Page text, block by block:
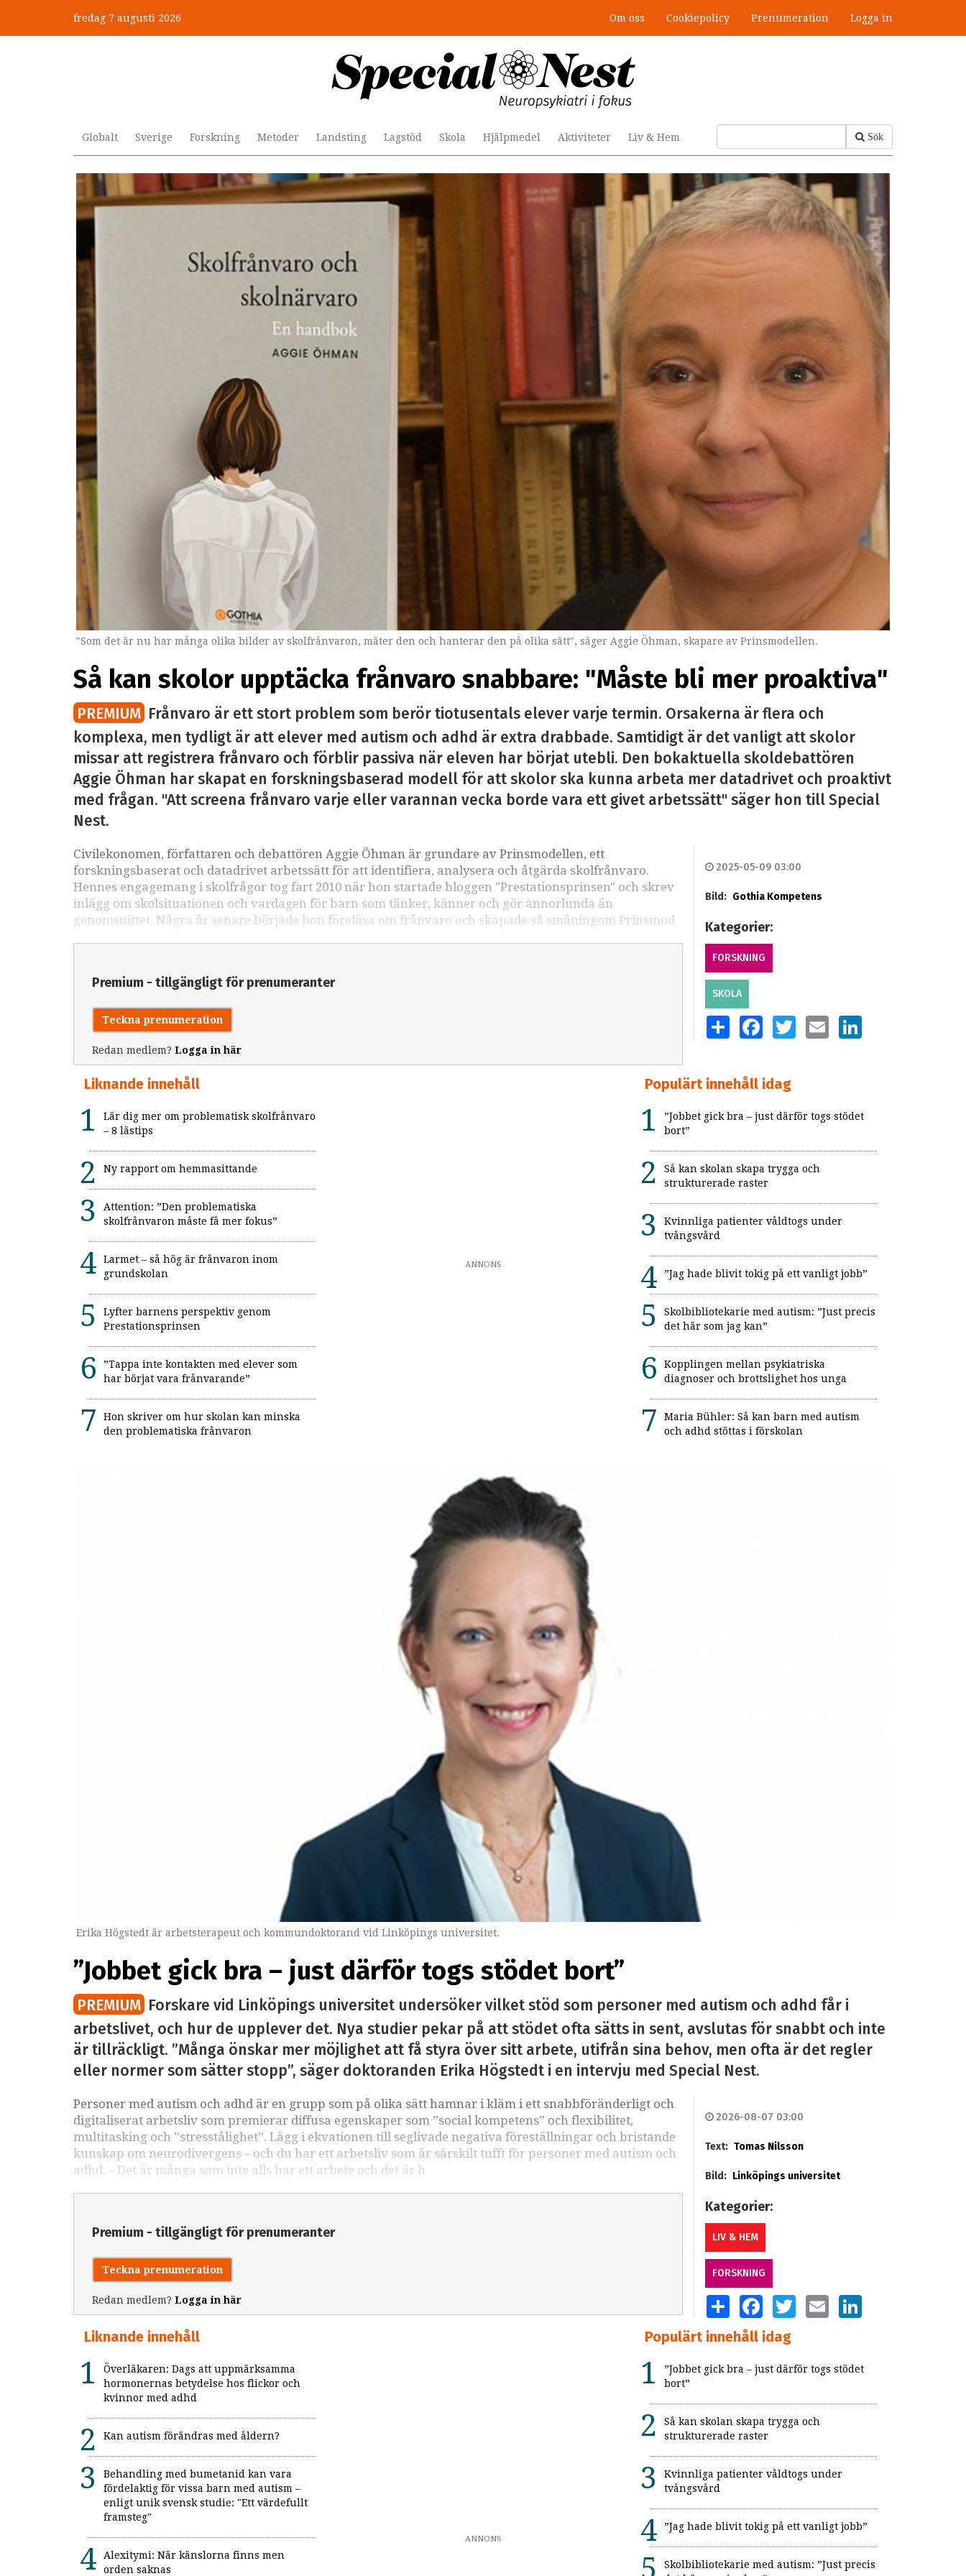
huvudinnehåll
fredag 7 augusti 2026 Om oss Cookiepolicy Prenumeration Logga in
Sök
Globalt Sverige Forskning Metoder Landsting Lagstöd Skola Hjälpmedel Aktiviteter Liv & Hem
"Som det är nu har många olika bilder av skolfrånvaron, mäter den och hanterar den på olika sätt", säger Aggie Öhman, skapare av Prinsmodellen.
Så kan skolor upptäcka frånvaro snabbare: "Måste bli mer proaktiva"
PREMIUM Frånvaro är ett stort problem som berör tiotusentals elever varje termin. Orsakerna är flera och
komplexa, men tydligt är att elever med autism och adhd är extra drabbade. Samtidigt är det vanligt att skolor
missar att registrera frånvaro och förblir passiva när eleven har börjat utebli. Den bokaktuella skoldebattören
Aggie Öhman har skapat en forskningsbaserad modell för att skolor ska kunna arbeta mer datadrivet och proaktivt
med frågan. "Att screena frånvaro varje eller varannan vecka borde vara ett givet arbetssätt" säger hon till Special
Nest.
Civilekonomen, författaren och debattören Aggie Öhman är grundare av Prinsmodellen, ett
forskningsbaserat och datadrivet arbetssätt för att identifiera, analysera och åtgärda skolfrånvaro.
Hennes engagemang i skolfrågor tog fart 2010 när hon startade bloggen "Prestationsprinsen" och skrev
inlägg om skolsituationen och vardagen för barn som tänker, känner och gör annorlunda än
genomsnittet. Några år senare började hon föreläsa om frånvaro och skapade så småningom Prinsmod
Premium - tillgängligt för prenumeranter
Teckna prenumeration
Redan medlem? Logga in här
2025-05-09 03:00
Bild: Gothia Kompetens
Kategorier:
FORSKNING
SKOLA
SHARE FACEBOOKTWITTEREMAIL LINKEDIN
Liknande innehåll
Lär dig mer om problematisk skolfrånvaro
– 8 lästips
Ny rapport om hemmasittande
Attention: ”Den problematiska
skolfrånvaron måste få mer fokus”
Larmet – så hög är frånvaron inom
grundskolan
Lyfter barnens perspektiv genom
Prestationsprinsen
”Tappa inte kontakten med elever som
har börjat vara frånvarande”
Hon skriver om hur skolan kan minska
den problematiska frånvaron
ANNONS
Populärt innehåll idag
”Jobbet gick bra – just därför togs stödet
bort”
Så kan skolan skapa trygga och
strukturerade raster
Kvinnliga patienter våldtogs under
tvångsvård
”Jag hade blivit tokig på ett vanligt jobb”
Skolbibliotekarie med autism: ”Just precis
det här som jag kan”
Kopplingen mellan psykiatriska
diagnoser och brottslighet hos unga
Maria Bühler: Så kan barn med autism
och adhd stöttas i förskolan
”Jobbet gick bra – just därför togs stödet bort”
Erika Högstedt är arbetsterapeut och kommundoktorand vid Linköpings universitet.
”Jobbet gick bra – just därför togs stödet bort”
PREMIUM Forskare vid Linköpings universitet undersöker vilket stöd som personer med autism och adhd får i
arbetslivet, och hur de upplever det. Nya studier pekar på att stödet ofta sätts in sent, avslutas för snabbt och inte
är tillräckligt. ”Många önskar mer möjlighet att få styra över sitt arbete, utifrån sina behov, men ofta är det regler
eller normer som sätter stopp”, säger doktoranden Erika Högstedt i en intervju med Special Nest.
Personer med autism och adhd är en grupp som på olika sätt hamnar i kläm i ett snabbföränderligt och
digitaliserat arbetsliv som premierar diffusa egenskaper som ”social kompetens” och flexibilitet,
multitasking och ”stresstålighet”. Lägg i ekvationen till seglivade negativa föreställningar och bristande
kunskap om neurodivergens – och du har ett arbetsliv som är särskilt tufft för personer med autism och
adhd. – Det är många som inte alls har ett arbete och det är h
Premium - tillgängligt för prenumeranter
Teckna prenumeration
Redan medlem? Logga in här
2026-08-07 03:00
Text: Tomas Nilsson
Bild: Linköpings universitet
Kategorier:
LIV & HEM
FORSKNING
SHARE FACEBOOKTWITTEREMAIL LINKEDIN
Liknande innehåll
Överläkaren: Dags att uppmärksamma
hormonernas betydelse hos flickor och
kvinnor med adhd
Kan autism förändras med åldern?
Behandling med bumetanid kan vara
fördelaktig för vissa barn med autism –
enligt unik svensk studie: "Ett värdefullt
framsteg"
Alexitymi: När känslorna finns men
orden saknas
ANNONS
Populärt innehåll idag
”Jobbet gick bra – just därför togs stödet
bort”
Så kan skolan skapa trygga och
strukturerade raster
Kvinnliga patienter våldtogs under
tvångsvård
”Jag hade blivit tokig på ett vanligt jobb”
Skolbibliotekarie med autism: ”Just precis